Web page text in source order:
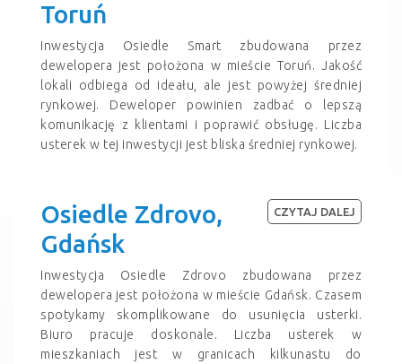
Toruń
Inwestycja Osiedle Smart zbudowana przez
dewelopera jest położona w mieście Toruń. Jakość
lokali odbiega od ideału, ale jest powyżej średniej
rynkowej. Deweloper powinien zadbać o lepszą
komunikację z klientami i poprawić obsługę. Liczba
usterek w tej inwestycji jest bliska średniej rynkowej.
Osiedle Zdrovo,
Gdańsk
Inwestycja Osiedle Zdrovo zbudowana przez
dewelopera jest położona w mieście Gdańsk. Czasem
spotykamy skomplikowane do usunięcia usterki.
Biuro pracuje doskonale. Liczba usterek w
mieszkaniach jest w granicach kilkunastu do
CZYTAJ DALEJ